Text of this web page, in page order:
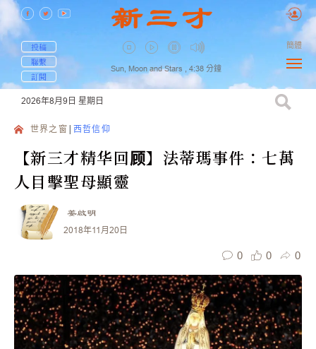
投稿
聯繫
訂閱
Sun, Moon and Stars , 4:38 分鐘
簡體
2026年8月9日 星期日
世界之窗 西哲信仰
【新三才精华回顾】法蒂瑪事件：七萬
人目擊聖母顯靈
姜啟明
2018年11月20日
0 0 0